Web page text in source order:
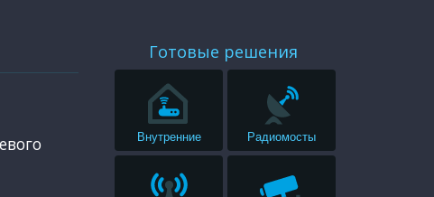
Готовые решения
Внутренние Радиомосты